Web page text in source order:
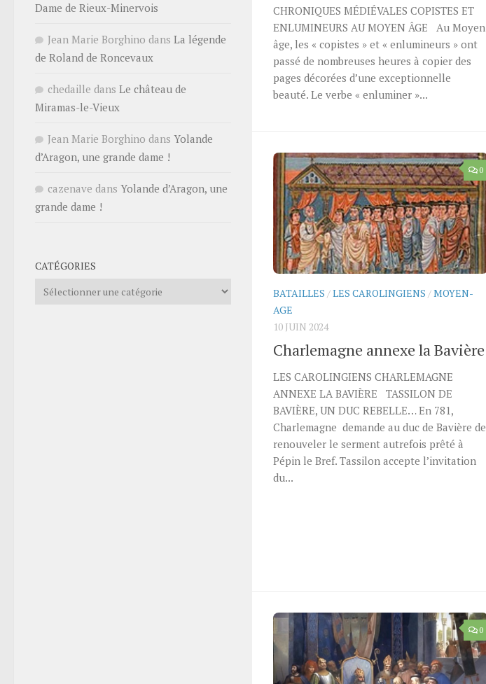
CHRONIQUES MÉDIÉVALES COPISTES ET
ENLUMINEURS AU MOYEN ÂGE Au Moyen
âge, les « copistes » et « enlumineurs » ont
passé de nombreuses heures à copier des
pages décorées d’une exceptionnelle
beauté. Le verbe « enluminer »...
0
BATAILLES /LES CAROLINGIENS /MOYEN-
AGE
10 JUIN 2024
Charlemagne annexe la Bavière
LES CAROLINGIENS CHARLEMAGNE
ANNEXE LA BAVIÈRE TASSILON DE
BAVIÈRE, UN DUC REBELLE… En 781,
Charlemagne demande au duc de Bavière de
renouveler le serment autrefois prêté à
Pépin le Bref. Tassilon accepte l’invitation
du...
0
Dame de Rieux-Minervois
Jean Marie Borghino dans La légende
de Roland de Roncevaux
chedaille dans Le château de
Miramas-le-Vieux
Jean Marie Borghino dans Yolande
d’Aragon, une grande dame !
cazenave dans Yolande d’Aragon, une
grande dame !
CATÉGORIES
Catégories